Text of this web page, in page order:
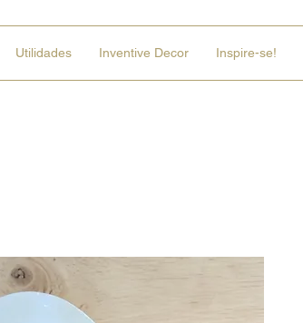
Utilidades Inventive Decor Inspire-se!